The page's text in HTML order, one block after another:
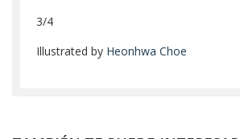
3/4
Illustrated by Heonhwa Choe